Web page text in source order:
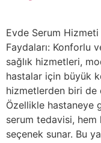
Evde Serum
Faydaları: Konforlu
sağlık hizmetleri,
hastalar için büyük
hizmetlerden biri de
Özellikle hastaneye
serum tedavisi,
seçenek sunar. Bu